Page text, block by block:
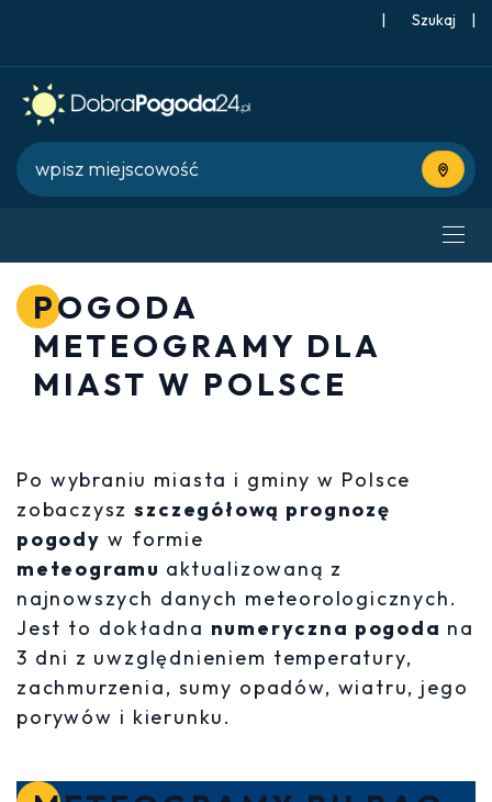
| |
Użyj
POGODA
METEOGRAMY DLA
MIAST W POLSCE
Po wybraniu miasta i gminy w Polsce
zobaczyszszczegółową prognozę
pogody w formie
meteogramu aktualizowaną z
najnowszych danych meteorologicznych.
Jest to dokładna numeryczna pogoda na
3 dni z uwzględnieniem temperatury,
zachmurzenia, sumy opadów, wiatru, jego
porywów i kierunku.